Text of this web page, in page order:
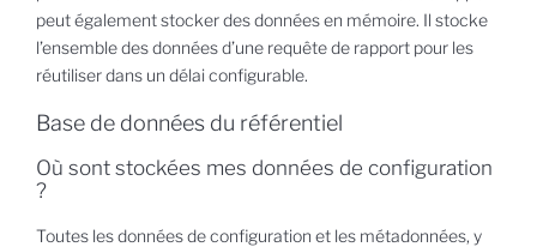
peut également stocker des données en mémoire. Il stocke
l’ensemble des données d’une requête de rapport pour les
réutiliser dans un délai configurable.
Base de données du référentiel
Où sont stockées mes données de configuration
?
Toutes les données de configuration et les métadonnées, y